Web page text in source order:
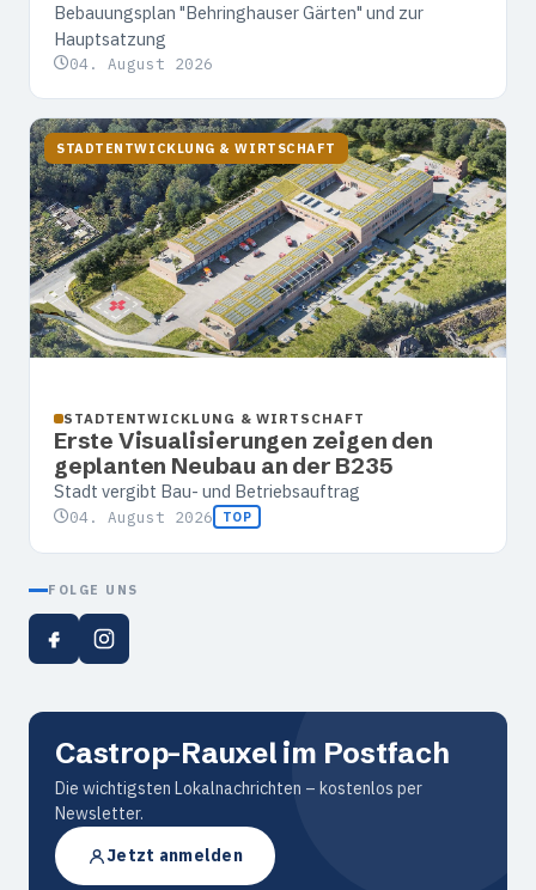
Bebauungsplan "Behringhauser Gärten" und zur
Hauptsatzung
04. August 2026
STADTENTWICKLUNG & WIRTSCHAFT
STADTENTWICKLUNG & WIRTSCHAFT
Erste Visualisierungen zeigen den
geplanten Neubau an der B235
Stadt vergibt Bau- und Betriebsauftrag
04. August 2026 TOP
FOLGE UNS
Castrop-Rauxel im Postfach
Die wichtigsten Lokalnachrichten – kostenlos per
Newsletter.
Jetzt anmelden